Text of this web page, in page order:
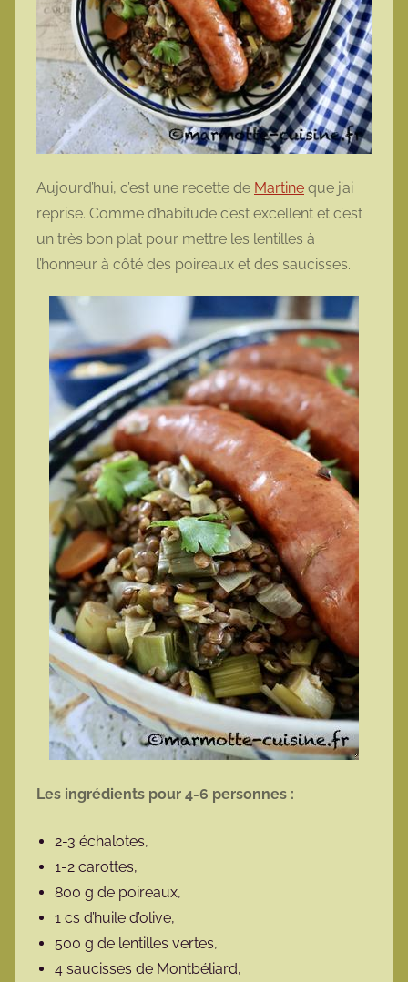
Aujourd’hui, c’est une recette de Martine que j’ai
reprise. Comme d’habitude c’est excellent et c’est
un très bon plat pour mettre les lentilles à
l’honneur à côté des poireaux et des saucisses.
Les ingrédients pour 4-6 personnes :
2-3 échalotes,
1-2 carottes,
800 g de poireaux,
1 cs d’huile d’olive,
500 g de lentilles vertes,
4 saucisses de Montbéliard,